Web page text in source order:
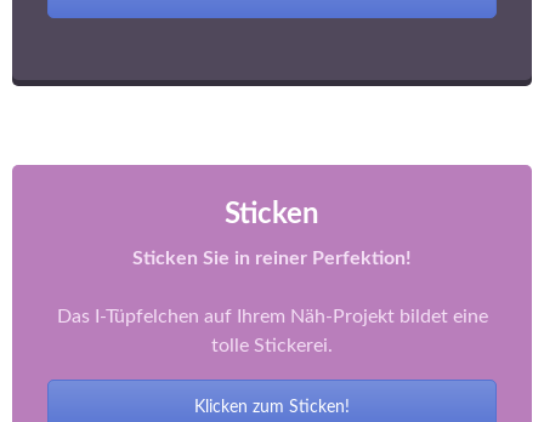
Sticken
Sticken Sie in reiner Perfektion!
Das I-Tüpfelchen auf Ihrem Näh-Projekt bildet eine
tolle Stickerei.
Klicken zum Sticken!